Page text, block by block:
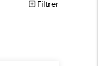
Filtrer